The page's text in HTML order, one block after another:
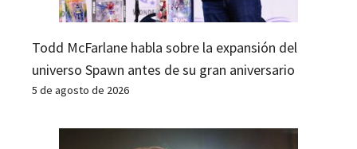
Todd McFarlane habla sobre la expansión del
universo Spawn antes de su gran aniversario
5 de agosto de 2026